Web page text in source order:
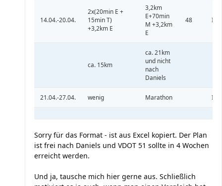
14.04.-20.04.
2x(20min E +
15min T)
+3,2km E
3,2km
E+70min
M +3,2km
E
48 IV
ca. 15km
ca. 21km
und nicht
nach
Daniels
21.04.-27.04. wenig Marathon IV
Sorry für das Format - ist aus Excel kopiert. Der Plan
ist frei nach Daniels und VDOT 51 sollte in 4 Wochen
erreicht werden.
Und ja, tausche mich hier gerne aus. Schließlich